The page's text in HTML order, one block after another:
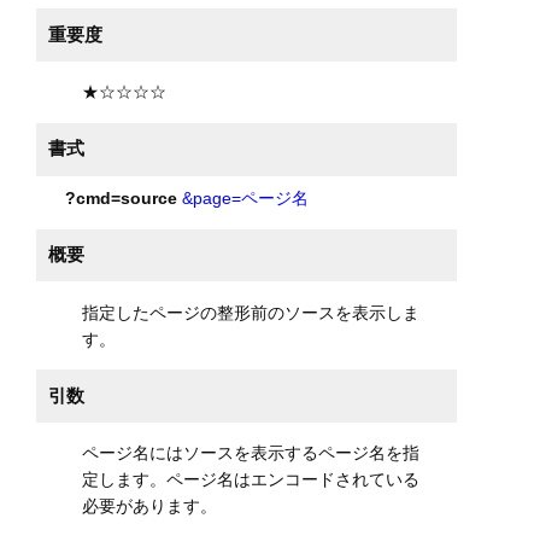
重要度
★☆☆☆☆
書式
?cmd=source &page=ページ名
概要
指定したページの整形前のソースを表示しま
す。
引数
ページ名にはソースを表示するページ名を指
定します。ページ名はエンコードされている
必要があります。